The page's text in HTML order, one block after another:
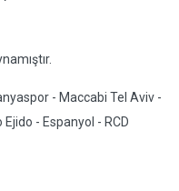
- Maccabi Tel Aviv -
- Espanyol - RCD